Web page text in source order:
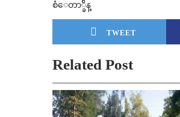
စံေတာ္ခ်ိန္
TWEET
Related Post